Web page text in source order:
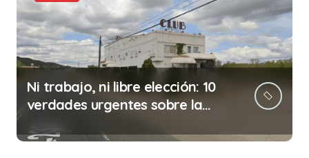
Ni trabajo, ni libre elección: 10
verdades urgentes sobre la